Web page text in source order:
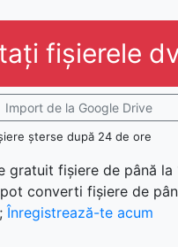
fișierele
Import de la Google Drive
șterse după 24 de ore
gratuit fișiere de până la
converti fișiere de
Înregistrează-te acum